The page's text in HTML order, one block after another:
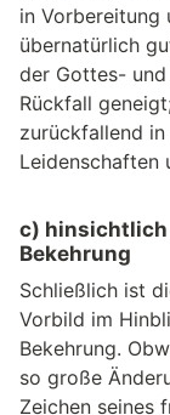
in Vorbereitung
übernatürlich
der Gottes-
Rückfall
zurückfallend
Leidenschaften
c) hinsichtlich
Bekehrung
Schließlich ist
Vorbild im
Bekehrung.
so große
Zeichen seines